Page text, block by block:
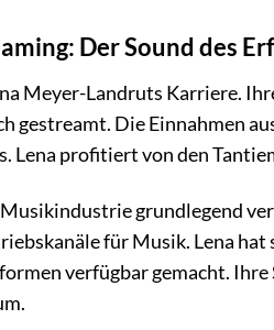
Der Sound des
Meyer-Landruts Karriere.
gestreamt. Die Einnahmen
Lena profitiert von den
grundlegend
für Musik. Lena
verfügbar gemacht.